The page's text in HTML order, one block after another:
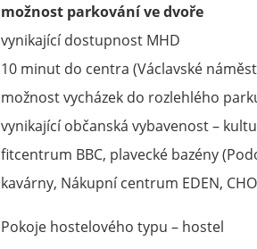
možnost parkování ve dvoře
vynikající dostupnost MHD
10 minut do centra (Václavské
možnost vycházek do rozlehlého
vynikající občanská vybavenost –
fitcentrum BBC, plavecké bazény
kavárny, Nákupní centrum EDEN,
Pokoje hostelového typu – hostel